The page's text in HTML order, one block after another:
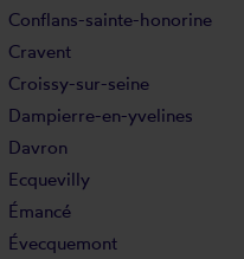
Conflans-sainte-honorine
Cravent
Croissy-sur-seine
Dampierre-en-yvelines
Davron
Ecquevilly
Émancé
Évecquemont